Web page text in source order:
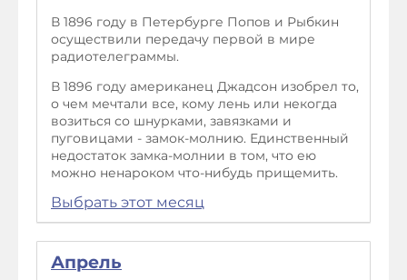
В 1896 году в Петербурге Попов и Рыбкин
осуществили передачу первой в мире
радиотелеграммы.
В 1896 году американец Джадсон изобрел то,
о чем мечтали все, кому лень или некогда
возиться со шнурками, завязками и
пуговицами - замок-молнию. Единственный
недостаток замка-молнии в том, что ею
можно ненароком что-нибудь прищемить.
Выбрать этот месяц
Апрель